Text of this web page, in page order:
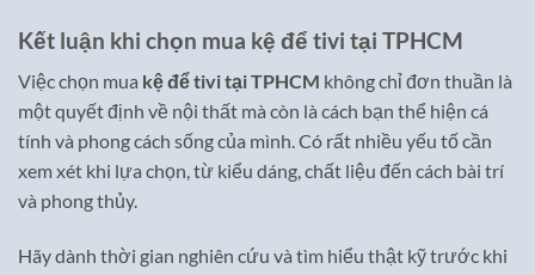
Kết luận khi chọn mua kệ để tivi tại TPHCM
Việc chọn mua kệ để tivi tại TPHCM không chỉ đơn thuần là
một quyết định về nội thất mà còn là cách bạn thể hiện cá
tính và phong cách sống của mình. Có rất nhiều yếu tố cần
xem xét khi lựa chọn, từ kiểu dáng, chất liệu đến cách bài trí
và phong thủy.
Hãy dành thời gian nghiên cứu và tìm hiểu thật kỹ trước khi